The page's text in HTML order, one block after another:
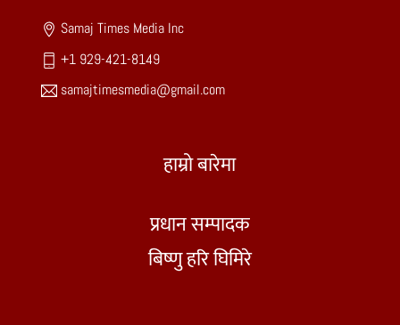
Samaj Times Media Inc
+1 929-421-8149
samajtimesmedia@gmail.com
हाम्रो बारेमा
प्रधान सम्पादक
बिष्णु हरि घिमिरे